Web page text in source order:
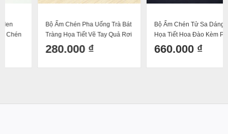
Bộ Ấm Chén Pha Uống Trà Bát
Tràng Họa Tiết Vẽ Tay Quả Rơi
Dáng Ấm Vai Vuông Độc Đáo
280.000 ₫
Bộ Ấm Chén Tử Sa Dáng Chóp
Họa Tiết Hoa Đào Kèm Phụ
Kiện 300ml
660.000 ₫